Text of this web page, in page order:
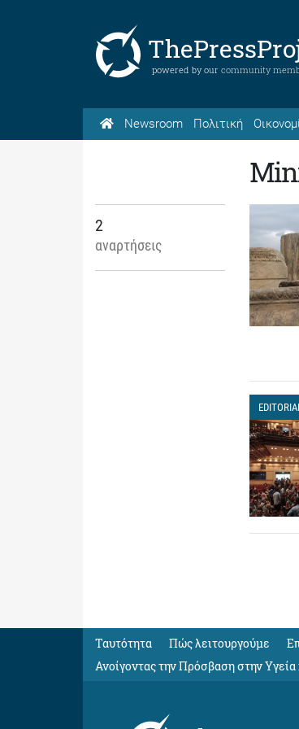
powered by our community
Newsroom Πολιτική
2
αναρτήσεις
Ταυτότητα Πώς λειτουργούμε
Ανοίγοντας την Πρόσβαση στην